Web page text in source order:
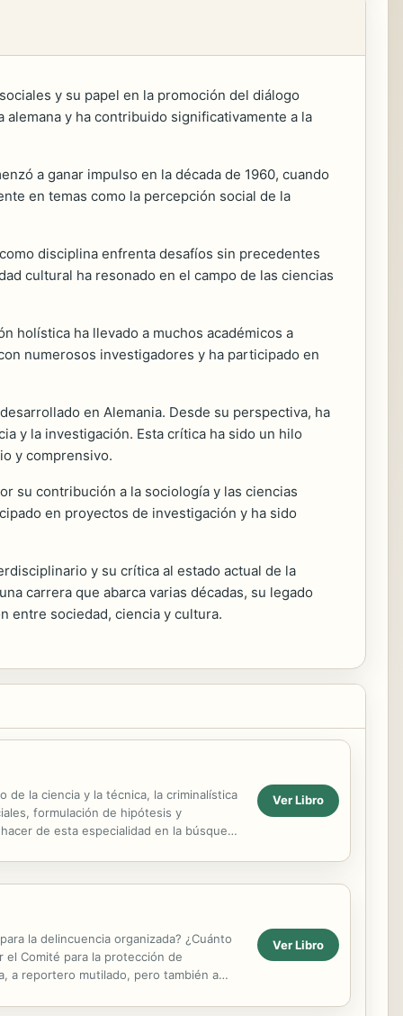
y su papel en la promoción del diálogo
y ha contribuido significativamente a la
a ganar impulso en la década de 1960, cuando
en temas como la percepción social de la
disciplina enfrenta desafíos sin precedentes
cultural ha resonado en el campo de las ciencias
holística ha llevado a muchos académicos a
numerosos investigadores y ha participado en
en Alemania. Desde su perspectiva, ha
y la investigación. Esta crítica ha sido un hilo
y comprensivo.
su contribución a la sociología y las ciencias
en proyectos de investigación y ha sido
y su crítica al estado actual de la
carrera que abarca varias décadas, su legado
entre sociedad, ciencia y cultura.
de la ciencia y la técnica, la criminalística
formulación de hipótesis y
de esta especialidad en la búsqueda
Ver Libro
la delincuencia organizada? ¿Cuánto
el Comité para la protección de
a reportero mutilado, pero también a
Ver Libro